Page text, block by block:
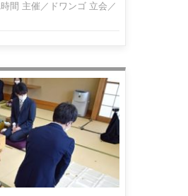
間 主催／ドワンゴ 立会／